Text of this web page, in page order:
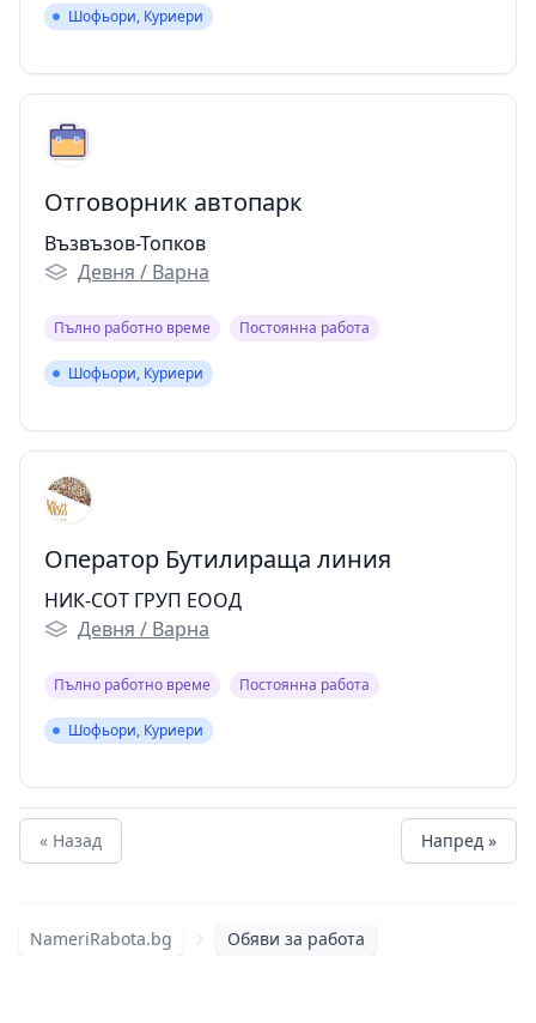
Шофьори, Куриери
Шофьори, Куриери
Отговорник автопарк
Възвъзов-Топков
Девня / Варна
Пълно работно време Постоянна работа
Шофьори, Куриери
Шофьори, Куриери
Оператор Бутилираща линия
НИК-СОТ ГРУП ЕООД
Девня / Варна
Пълно работно време Постоянна работа
Шофьори, Куриери
Шофьори, Куриери
« Назад Напред »
NameriRabota.bg Обяви за работа